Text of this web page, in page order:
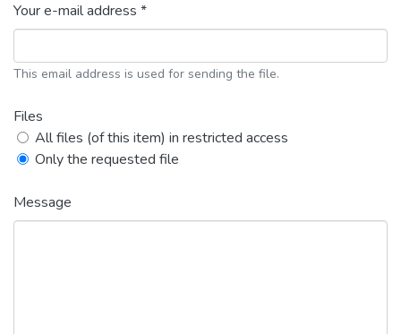
Your e-mail address *
This email address is used for sending the file.
Files
All files (of this item) in restricted access
Only the requested file
Message